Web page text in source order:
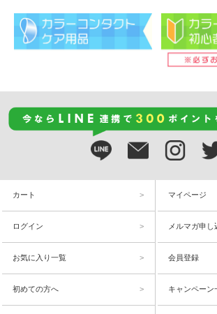
カート マイページ
ログイン メルマガ申し
お気に入り一覧 会員登録
初めての方へ キャンペーン